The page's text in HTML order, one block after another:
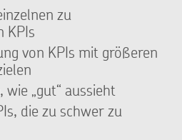
zu
KPIs
von KPIs mit größeren
„gut“ aussieht
die zu schwer zu